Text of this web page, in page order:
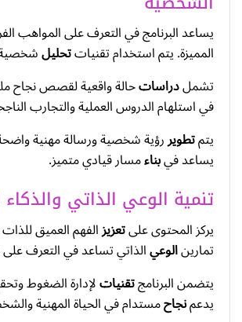
يساعد البرنامج في التعرف على المواهب
المميزة. يتم استخدام تقنياتتحليلشخصية
تشملدراساتحالة واقعية لقصص نجاح
في استلهام الدروس العملية والتجارب
يتمتطويررؤية شخصية ورسالة مهنية
يساعد فيبناءمسار قيادي متميز.
تنمية الوعي الذاتي
يركز المحتوى علىتعزيزالفهم العميق
تمارينالوعيالذاتي تساعد في التعرف على
يتضمن البرنامجتقنياتلإدارة الضغوط
يدعمنجاحمستدام في الحياة المهنية